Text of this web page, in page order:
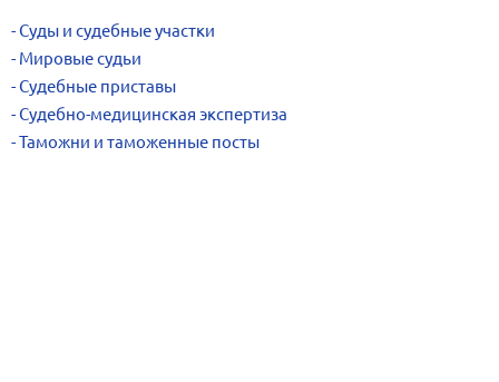
Суды и судебные участки
Мировые судьи
Судебные приставы
Судебно-медицинская экспертиза
Таможни и таможенные посты